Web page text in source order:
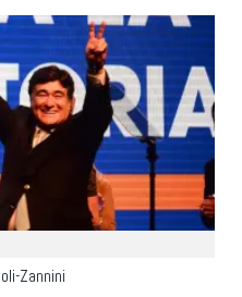
Zannini